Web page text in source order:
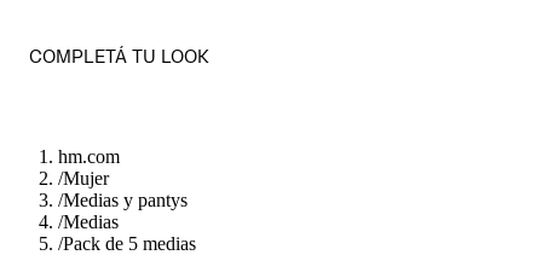
COMPLETÁ TU LOOK
hm.com
/Mujer
/Medias y pantys
/Medias
/Pack de 5 medias